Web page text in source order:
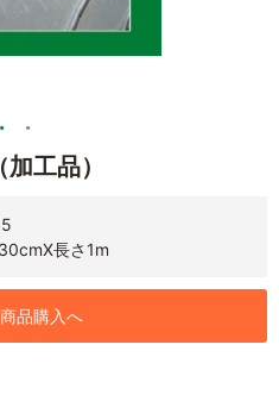
工品）
長さ1m
商品購入へ